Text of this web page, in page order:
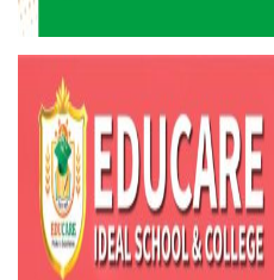
হলিউডে নতুন প্রেমের গুঞ্জন